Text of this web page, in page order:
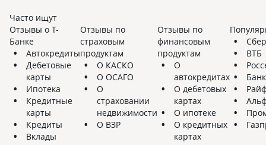
Часто ищут
Отзывы о Т-
Банке
Автокредиты
Дебетовые
карты
Ипотека
Кредитные
карты
Кредиты
Вклады
Отзывы по
страховым
продуктам
О КАСКО
О ОСАГО
О
страховании
недвижимости
О ВЗР
Отзывы по
финансовым
продуктам
О
автокредитах
О дебетовых
картах
О ипотеке
О кредитных
картах
ВТБ